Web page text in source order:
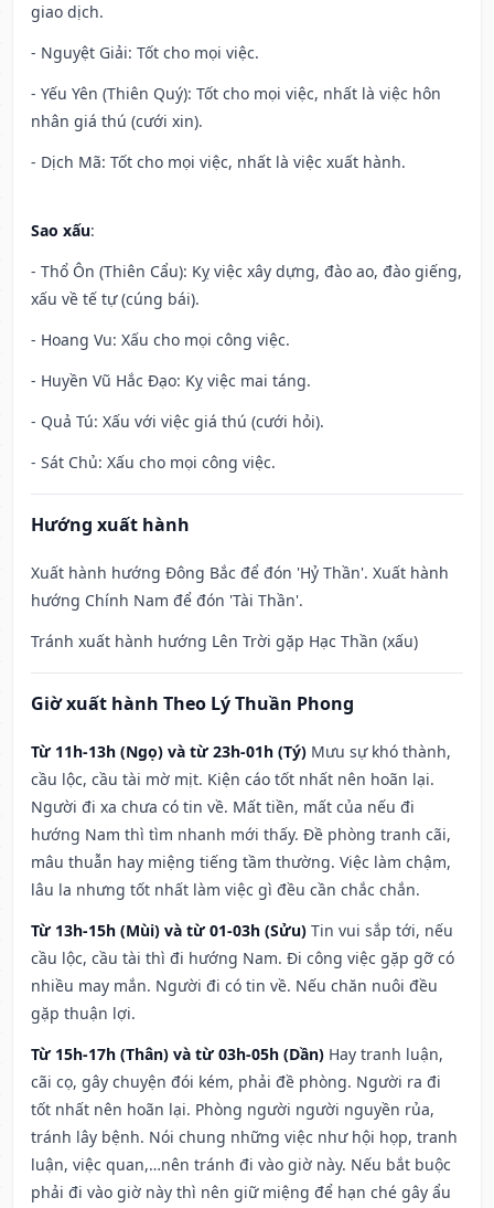
giao dịch.
- Nguyệt Giải: Tốt cho mọi việc.
- Yếu Yên (Thiên Quý): Tốt cho mọi việc, nhất là việc hôn
nhân giá thú (cưới xin).
- Dịch Mã: Tốt cho mọi việc, nhất là việc xuất hành.
Sao xấu:
- Thổ Ôn (Thiên Cẩu): Kỵ việc xây dựng, đào ao, đào giếng,
xấu về tế tự (cúng bái).
- Hoang Vu: Xấu cho mọi công việc.
- Huyền Vũ Hắc Đạo: Kỵ việc mai táng.
- Quả Tú: Xấu với việc giá thú (cưới hỏi).
- Sát Chủ: Xấu cho mọi công việc.
Hướng xuất hành
Xuất hành hướng Đông Bắc để đón 'Hỷ Thần'. Xuất hành
hướng Chính Nam để đón 'Tài Thần'.
Tránh xuất hành hướng Lên Trời gặp Hạc Thần (xấu)
Giờ xuất hành Theo Lý Thuần Phong
Từ 11h-13h (Ngọ) và từ 23h-01h (Tý) Mưu sự khó thành,
cầu lộc, cầu tài mờ mịt. Kiện cáo tốt nhất nên hoãn lại.
Người đi xa chưa có tin về. Mất tiền, mất của nếu đi
hướng Nam thì tìm nhanh mới thấy. Đề phòng tranh cãi,
mâu thuẫn hay miệng tiếng tầm thường. Việc làm chậm,
lâu la nhưng tốt nhất làm việc gì đều cần chắc chắn.
Từ 13h-15h (Mùi) và từ 01-03h (Sửu) Tin vui sắp tới, nếu
cầu lộc, cầu tài thì đi hướng Nam. Đi công việc gặp gỡ có
nhiều may mắn. Người đi có tin về. Nếu chăn nuôi đều
gặp thuận lợi.
Từ 15h-17h (Thân) và từ 03h-05h (Dần) Hay tranh luận,
cãi cọ, gây chuyện đói kém, phải đề phòng. Người ra đi
tốt nhất nên hoãn lại. Phòng người người nguyền rủa,
tránh lây bệnh. Nói chung những việc như hội họp, tranh
luận, việc quan,…nên tránh đi vào giờ này. Nếu bắt buộc
phải đi vào giờ này thì nên giữ miệng để hạn ché gây ẩu